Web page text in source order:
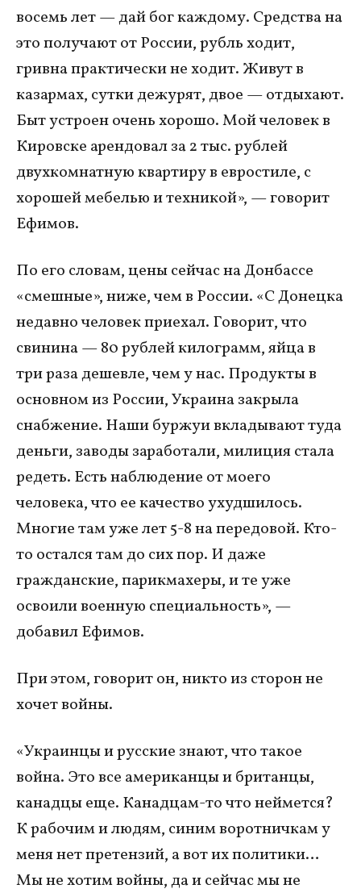
восемь лет — дай бог каждому. Средства на
это получают от России, рубль ходит,
гривна практически не ходит. Живут в
казармах, сутки дежурят, двое — отдыхают.
Быт устроен очень хорошо. Мой человек в
Кировске арендовал за 2 тыс. рублей
двухкомнатную квартиру в евростиле, с
хорошей мебелью и техникой», — говорит
Ефимов.
По его словам, цены сейчас на Донбассе
«смешные», ниже, чем в России. «С Донецка
недавно человек приехал. Говорит, что
свинина — 80 рублей килограмм, яйца в
три раза дешевле, чем у нас. Продукты в
основном из России, Украина закрыла
снабжение. Наши буржуи вкладывают туда
деньги, заводы заработали, милиция стала
редеть. Есть наблюдение от моего
человека, что ее качество ухудшилось.
Многие там уже лет 5-8 на передовой. Кто-
то остался там до сих пор. И даже
гражданские, парикмахеры, и те уже
освоили военную специальность», —
добавил Ефимов.
При этом, говорит он, никто из сторон не
хочет войны.
«Украинцы и русские знают, что такое
война. Это все американцы и британцы,
канадцы еще. Канадцам-то что неймется?
К рабочим и людям, синим воротничкам у
меня нет претензий, а вот их политики…
Мы не хотим войны, да и сейчас мы не